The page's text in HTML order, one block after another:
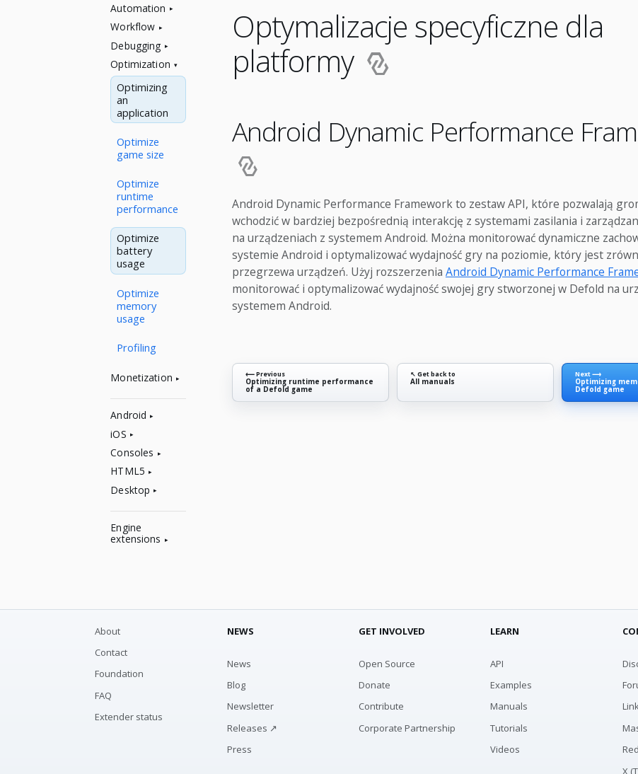
Automation
Workflow
Debugging
Optimization
Optimizing
an
application
Optimize
game size
Optimize
runtime
performance
Optimize
battery
usage
Optimize
memory
usage
Profiling
Monetization
Android
iOS
Consoles
HTML5
Desktop
Engine
extensions
Optymalizacje specyficzne dla
platformy
Android Dynamic Performance
Android Dynamic Performance Framework to zestaw API, które pozwalają
wchodzić w bardziej bezpośrednią interakcję z systemami zasilania i
na urządzeniach z systemem Android. Można monitorować dynamiczne
systemie Android i optymalizować wydajność gry na poziomie, który jest
przegrzewa urządzeń. Użyj rozszerzenia Android Dynamic Performance
monitorować i optymalizować wydajność swojej gry stworzonej w Defold na
systemem Android.
⟵ Previous
Optimizing runtime performance
of a Defold game
↖ Get back to
All manuals
Next ⟶
Optimizing
Defold game
About
Contact
Foundation
FAQ
Extender status
NEWS
News
Blog
Newsletter
Releases ↗
Press
GET INVOLVED
Open Source
Donate
Contribute
Corporate Partnership
LEARN
API
Examples
Manuals
Tutorials
Videos
X